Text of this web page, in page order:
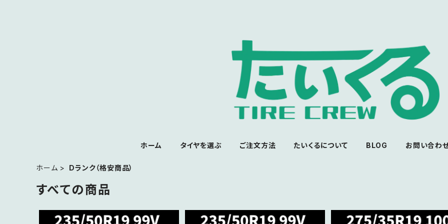
ホーム タイヤを選ぶ ご注文方法 たいくるについて BLOG お問い合わ
ホーム Dランク（格安商品）
すべての商品